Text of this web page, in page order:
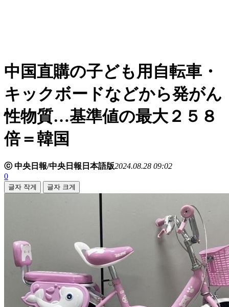
中国直購の子ども用自転車・
キックボードなどから発がん
性物質…基準値の最大２５８
倍＝韓国
ⓒ 中央日報/中央日報日本語版2024.08.28 09:02
0
글자 작게 글자 크게